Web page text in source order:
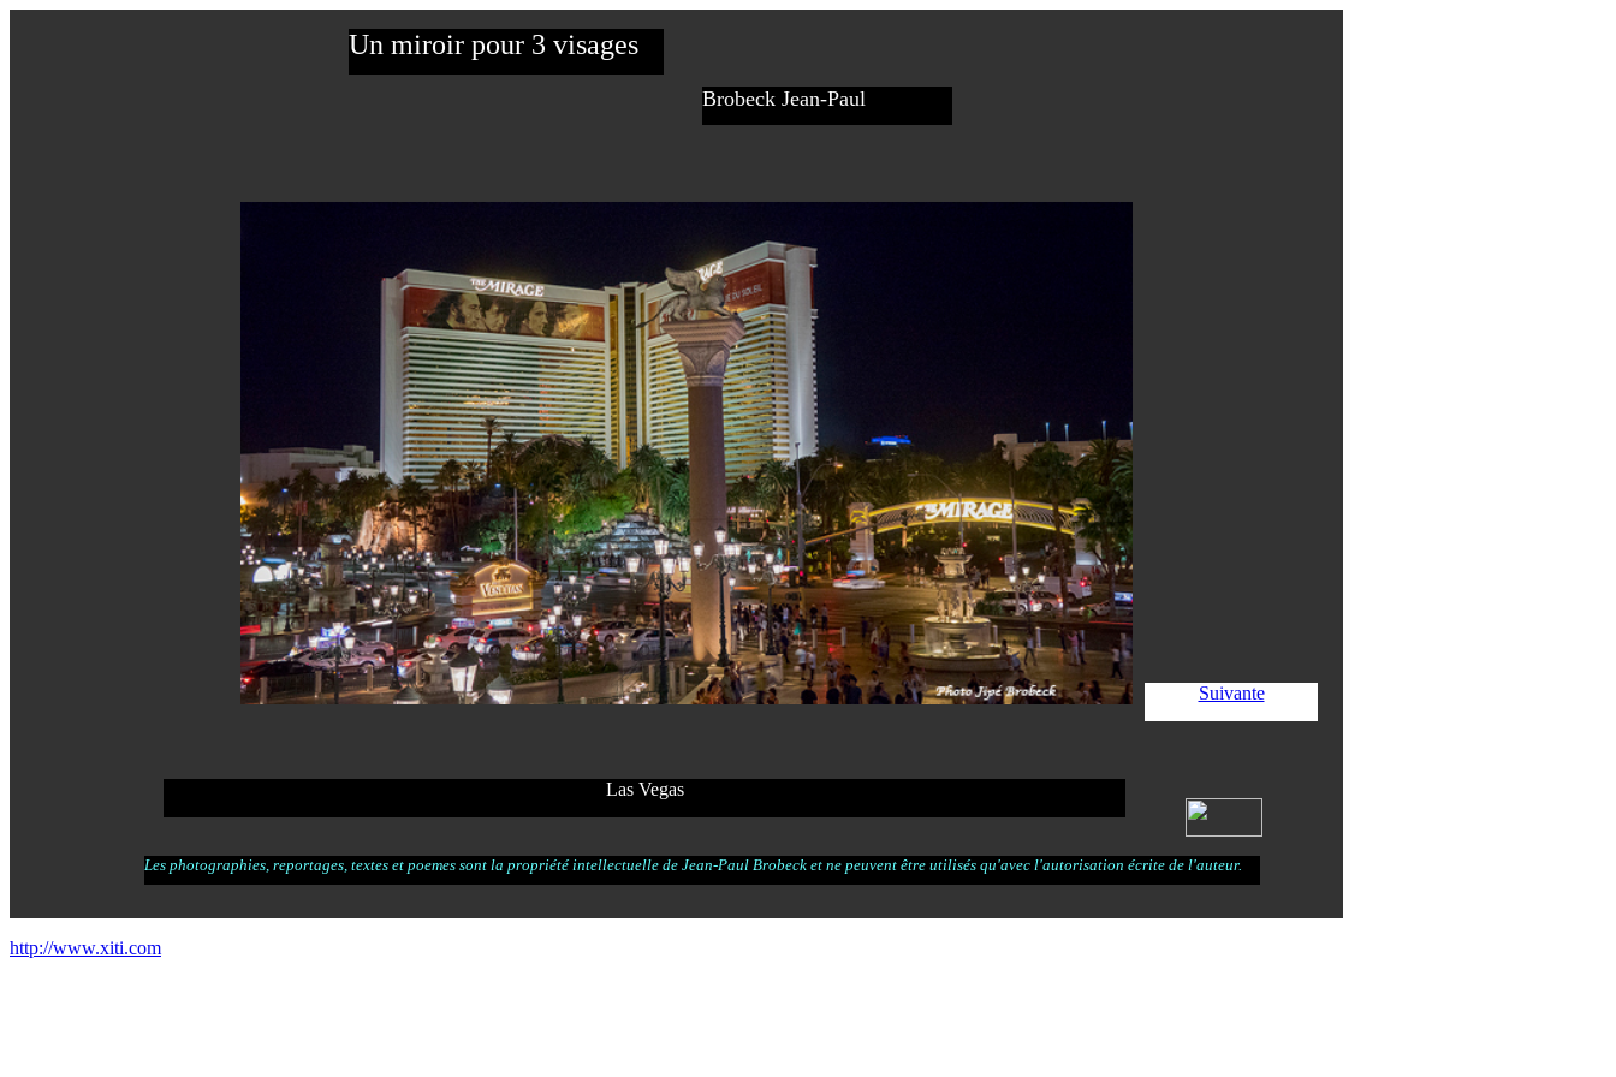
Un miroir pour 3 visages
Brobeck Jean-Paul
Suivante
Las Vegas
Les photographies, reportages, textes et poemes sont la propriété intellectuelle de Jean-Paul Brobeck et ne peuvent être utilisés qu'avec l'autorisation écrite de l'auteur.
http://www.xiti.com